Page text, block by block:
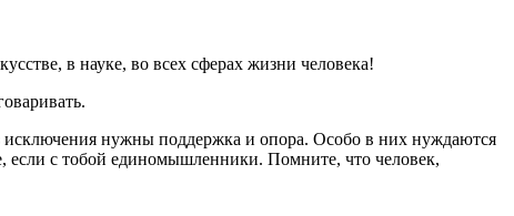
в науке, во всех сферах жизни человека!
исключения нужны поддержка и опора. Особо в них нуждаются
если с тобой единомышленники. Помните, что человек,